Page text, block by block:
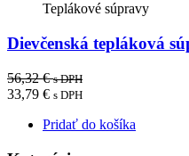
Teplákové súpravy
Dievčenská tepláková
56,32 €s DPH
33,79 € s DPH
Pridať do košíka